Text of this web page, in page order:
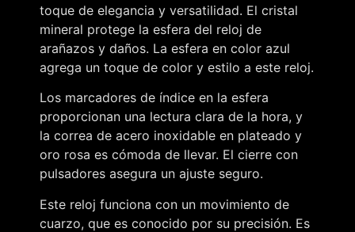
toque de elegancia y versatilidad. El cristal
mineral protege la esfera del reloj de
arañazos y daños. La esfera en color azul
agrega un toque de color y estilo a este reloj.
Los marcadores de índice en la esfera
proporcionan una lectura clara de la hora, y
la correa de acero inoxidable en plateado y
oro rosa es cómoda de llevar. El cierre con
pulsadores asegura un ajuste seguro.
Este reloj funciona con un movimiento de
cuarzo, que es conocido por su precisión. Es